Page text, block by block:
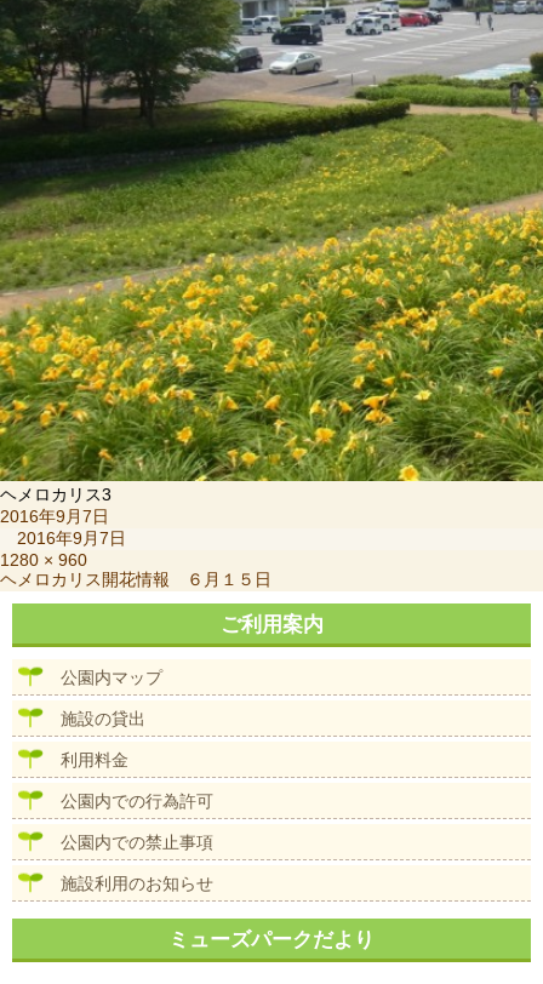
ヘメロカリス3
投
日:
2016年9月7日
2016年9月7日
フ
ル
サ
ズ
1280 × 960
投
稿
ビ
ヘメロカリス開花情報 ６月１５日
ご利用案内
公園内マップ
施設の貸出
利用料金
公園内での行為許可
公園内での禁止事項
施設利用のお知らせ
ミューズパークだより